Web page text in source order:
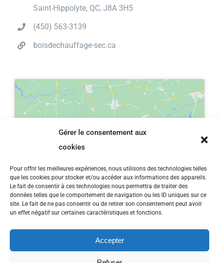
Gérer le consentement aux
cookies
Pour offrir les meilleures expériences, nous utilisons des technologies telles
que les cookies pour stocker et/ou accéder aux informations des appareils.
Le fait de consentir à ces technologies nous permettra de traiter des
données telles que le comportement de navigation ou les ID uniques sur ce
site. Le fait de ne pas consentir ou de retirer son consentement peut avoir
un effet négatif sur certaines caractéristiques et fonctions.
Accepter
Saint-Hippolyte, QC, J8A 3H5
(450) 563-3139
boisdechauffage-sec.ca